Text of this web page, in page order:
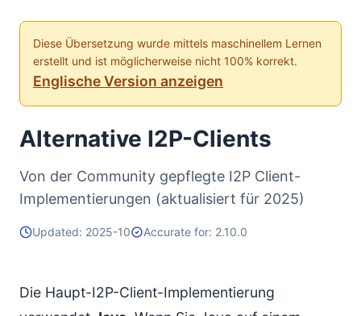
Diese Übersetzung wurde mittels maschinellem Lernen
erstellt und ist möglicherweise nicht 100% korrekt.
Englische Version anzeigen
Alternative I2P-Clients
Von der Community gepflegte I2P Client-
Implementierungen (aktualisiert für 2025)
Updated: 2025-10 Accurate for: 2.10.0
Die Haupt-I2P-Client-Implementierung